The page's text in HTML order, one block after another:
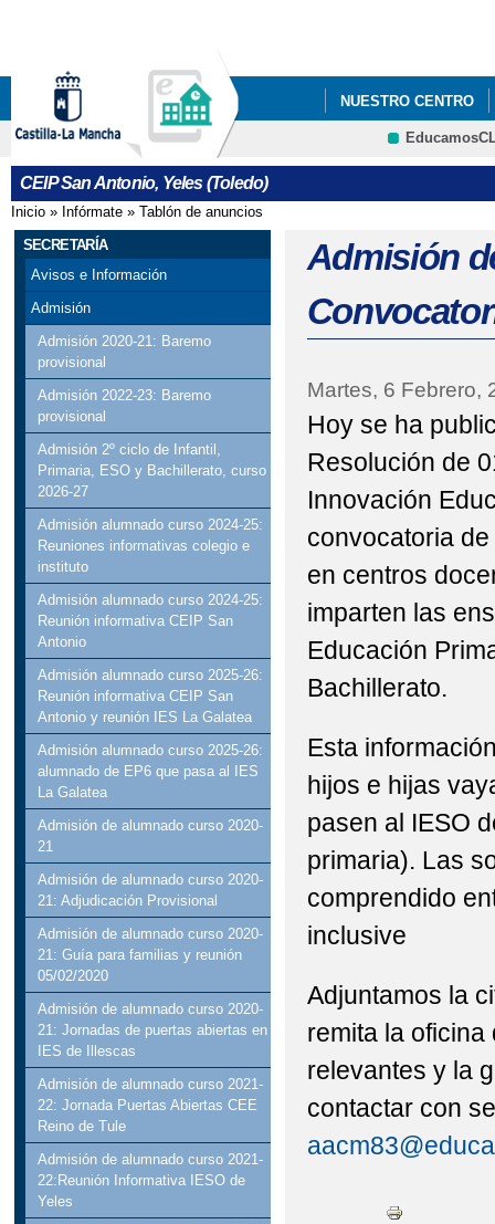
NUESTRO CENTRO
ECOESCUELAS
ADMISIÓN DE
EVALUACIÓN DEL
CEIP San Antonio, Yeles (Toledo)
Se encuentra usted aquí
Inicio » Infórmate » Tablón de anuncios
SECRETARÍA
Avisos e Información
Admisión
Admisión 2020-21: Baremo
provisional
Admisión 2022-23: Baremo
provisional
Admisión 2º ciclo de Infantil,
Primaria, ESO y Bachillerato, curso
2026-27
Admisión alumnado curso 2024-25:
Reuniones informativas colegio e
instituto
Admisión alumnado curso 2024-25:
Reunión informativa CEIP San
Antonio
Admisión alumnado curso 2025-26:
Reunión informativa CEIP San
Antonio y reunión IES La Galatea
Admisión alumnado curso 2025-26:
alumnado de EP6 que pasa al IES
La Galatea
Admisión de alumnado curso 2020-
21
Admisión de alumnado curso 2020-
21: Adjudicación Provisional
Admisión de alumnado curso 2020-
21: Guía para familias y reunión
05/02/2020
Admisión de alumnado curso 2020-
21: Jornadas de puertas abiertas en
IES de Illescas
Admisión de alumnado curso 2021-
22: Jornada Puertas Abiertas CEE
Reino de Tule
Admisión de alumnado curso 2021-
22:Reunión Informativa IESO de
Yeles
Admisión
Martes, 6 Febrero,
Hoy se ha
Resolución de
Innovación
convocatoria
en centros
imparten las
Educación
Bachillerato.
Esta
hijos e hijas
pasen al IESO
primaria). Las
comprendido
inclusive
Adjuntamos la
remita la oficina
relevantes y la
contactar con